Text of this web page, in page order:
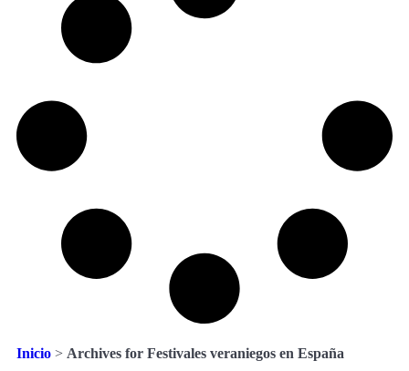
Inicio > Archives for Festivales veraniegos en España